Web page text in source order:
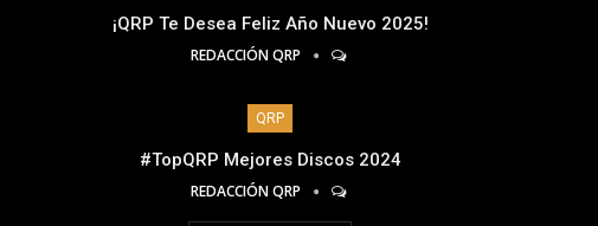
¡QRP Te Desea Feliz Año Nuevo 2025!
REDACCIÓN QRP
QRP
#TopQRP Mejores Discos 2024
REDACCIÓN QRP